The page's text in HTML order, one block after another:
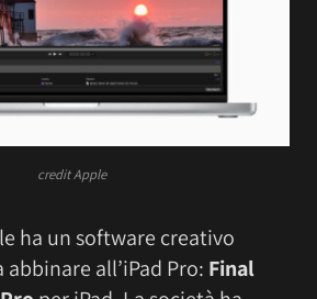
credit Apple
ha un software creativo
all’iPad Pro: Final